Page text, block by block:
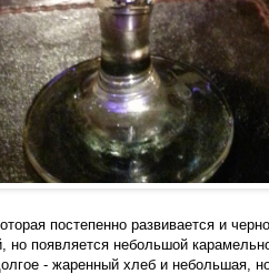
постепенно развивается и
но появляется небольшой
- жаренный хлеб и небольшая,